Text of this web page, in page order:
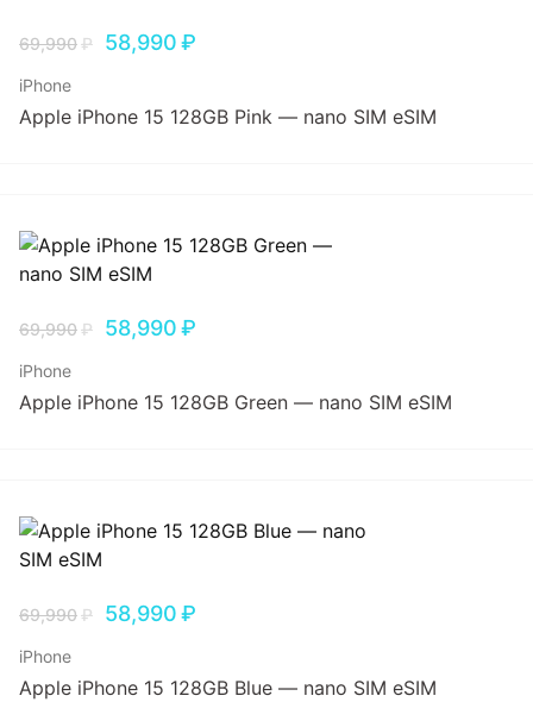
69,990₽ 58,990₽
iPhone
Apple iPhone 15 128GB Pink — nano SIM eSIM
69,990₽ 58,990₽
iPhone
Apple iPhone 15 128GB Green — nano SIM eSIM
69,990₽ 58,990₽
iPhone
Apple iPhone 15 128GB Blue — nano SIM eSIM